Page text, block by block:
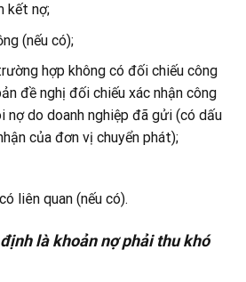
kết nợ;
(nếu có);
hợp không có đối chiếu công
đề nghị đối chiếu xác nhận công
nợ do doanh nghiệp đã gửi (có dấu
của đơn vị chuyển phát);
liên quan (nếu có).
là khoản nợ phải thu khó